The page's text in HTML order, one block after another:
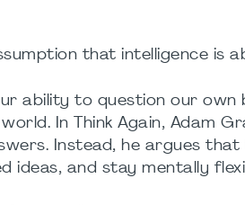
that intelligence is
ability to question our own
In Think Again, Adam
Instead, he argues
ideas, and stay mentally